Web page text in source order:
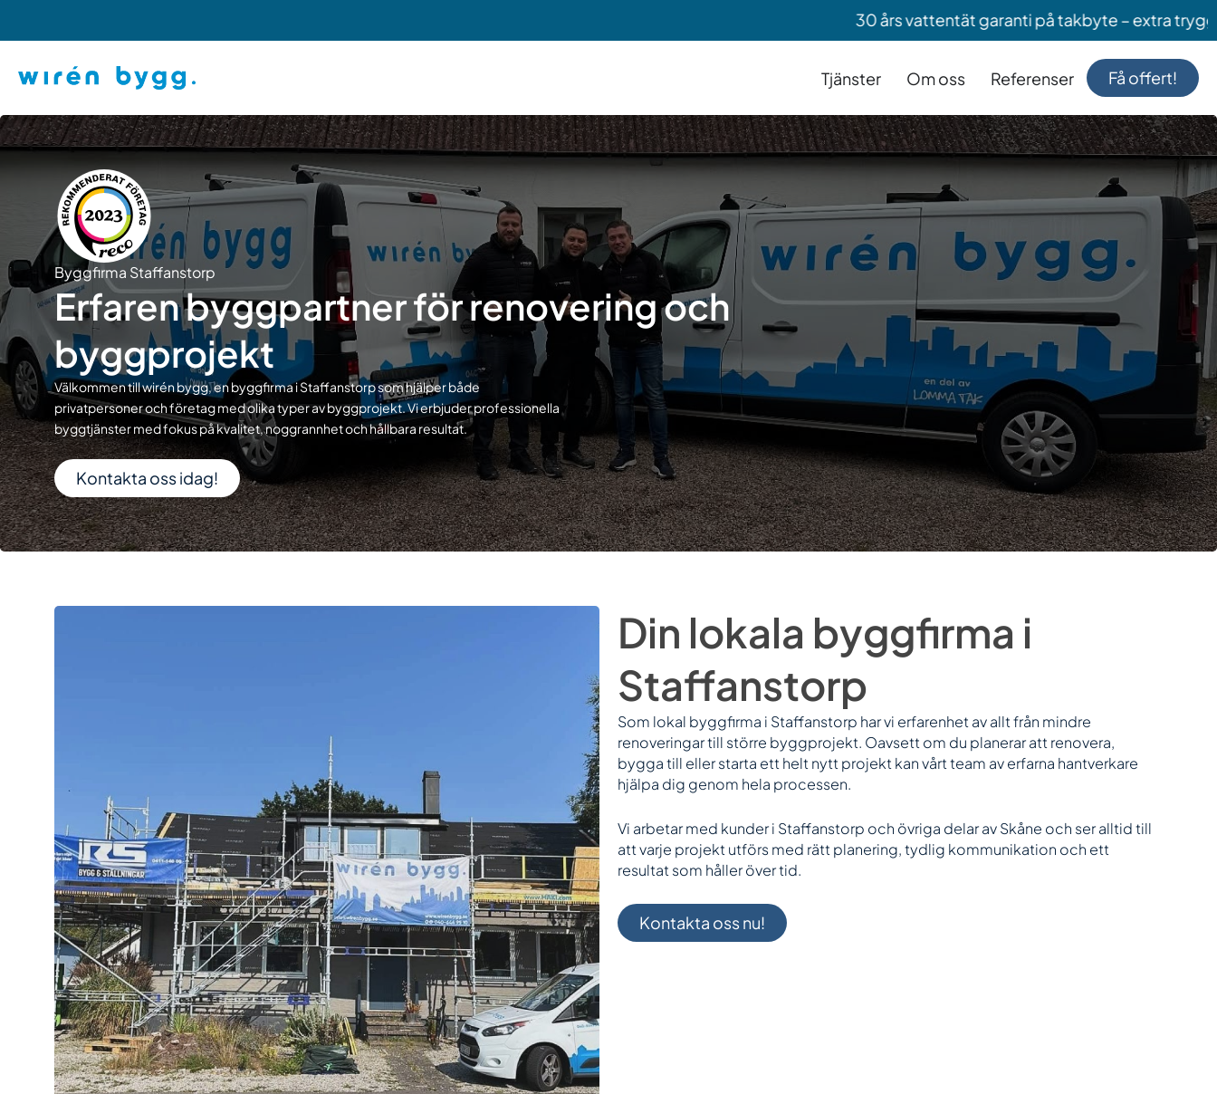
30 års vattentät garanti på takbyte – extra trygghet när du
Tjänster Om oss Referenser Få offert!
Byggfirma Staffanstorp
Erfaren byggpartner för renovering och
byggprojekt
Välkommen till wirén bygg, en byggfirma i Staffanstorp som hjälper både
privatpersoner och företag med olika typer av byggprojekt. Vi erbjuder professionella
byggtjänster med fokus på kvalitet, noggrannhet och hållbara resultat.
Kontakta oss idag!
Din lokala byggfirma i
Staffanstorp
Som lokal byggfirma i Staffanstorp har vi erfarenhet av allt från mindre
renoveringar till större byggprojekt. Oavsett om du planerar att renovera,
bygga till eller starta ett helt nytt projekt kan vårt team av erfarna hantverkare
hjälpa dig genom hela processen.
Vi arbetar med kunder i Staffanstorp och övriga delar av Skåne och ser alltid till
att varje projekt utförs med rätt planering, tydlig kommunikation och ett
resultat som håller över tid.
Kontakta oss nu!